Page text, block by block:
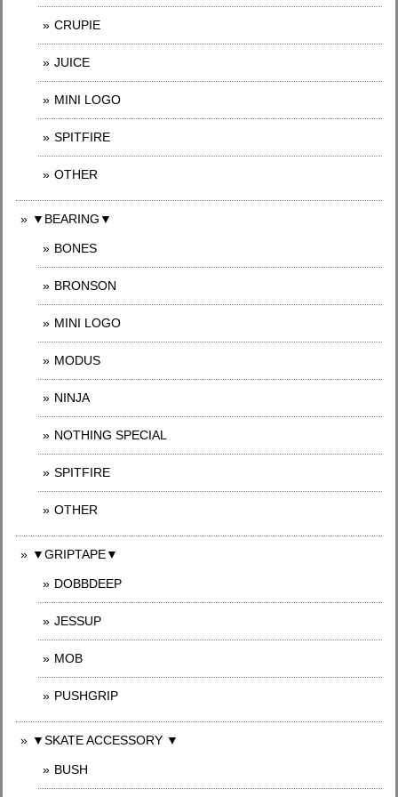
CRUPIE
JUICE
MINI LOGO
SPITFIRE
OTHER
▼BEARING▼
BONES
BRONSON
MINI LOGO
MODUS
NINJA
NOTHING SPECIAL
SPITFIRE
OTHER
▼GRIPTAPE▼
DOBBDEEP
JESSUP
MOB
PUSHGRIP
▼SKATE ACCESSORY ▼
BUSH